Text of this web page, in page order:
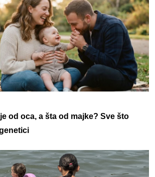
od oca, a šta od majke? Sve što